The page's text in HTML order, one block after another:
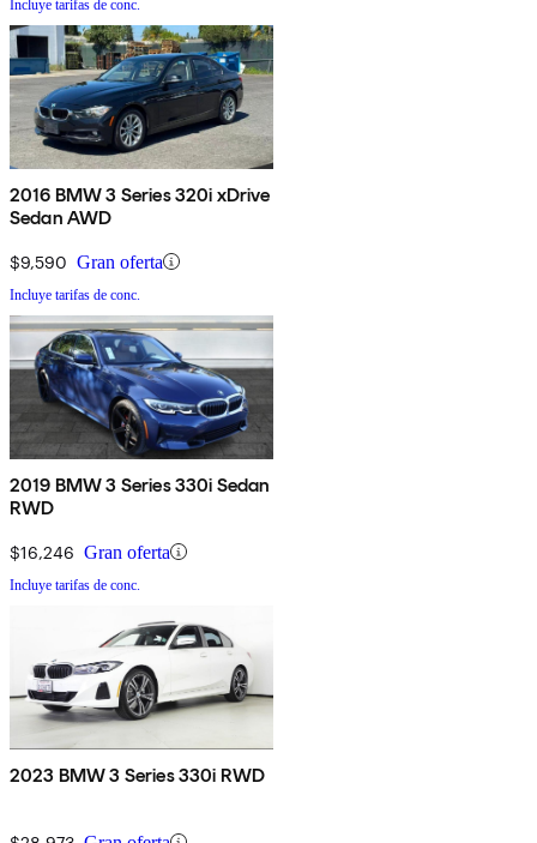
Incluye tarifas de conc.
2016 BMW 3 Series 320i xDrive
Sedan AWD
$9,590 Gran oferta
Incluye tarifas de conc.
2019 BMW 3 Series 330i Sedan
RWD
$16,246 Gran oferta
Incluye tarifas de conc.
2023 BMW 3 Series 330i RWD